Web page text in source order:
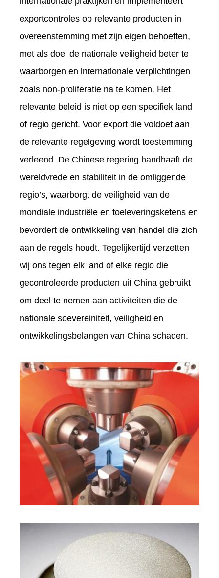
exportcontroles op relevante producten in
overeenstemming met zijn eigen behoeften,
met als doel de nationale veiligheid beter te
waarborgen en internationale verplichtingen
zoals non-proliferatie na te komen. Het
relevante beleid is niet op een specifiek land
of regio gericht. Voor export die voldoet aan
de relevante regelgeving wordt toestemming
verleend. De Chinese regering handhaaft de
wereldvrede en stabiliteit in de omliggende
regio’s, waarborgt de veiligheid van de
mondiale industriële en toeleveringsketens en
bevordert de ontwikkeling van handel die zich
aan de regels houdt. Tegelijkertijd verzetten
wij ons tegen elk land of elke regio die
gecontroleerde producten uit China gebruikt
om deel te nemen aan activiteiten die de
nationale soevereiniteit, veiligheid en
ontwikkelingsbelangen van China schaden.